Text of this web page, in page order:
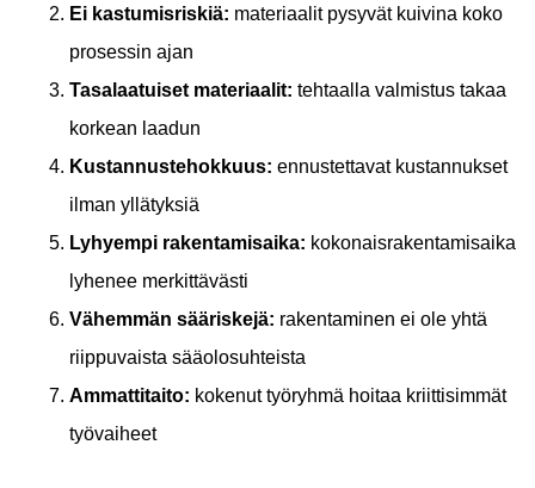
Ei kastumisriskiä: materiaalit pysyvät kuivina koko
prosessin ajan
Tasalaatuiset materiaalit: tehtaalla valmistus takaa
korkean laadun
Kustannustehokkuus: ennustettavat kustannukset
ilman yllätyksiä
Lyhyempi rakentamisaika: kokonaisrakentamisaika
lyhenee merkittävästi
Vähemmän sääriskejä: rakentaminen ei ole yhtä
riippuvaista sääolosuhteista
Ammattitaito: kokenut työryhmä hoitaa kriittisimmät
työvaiheet